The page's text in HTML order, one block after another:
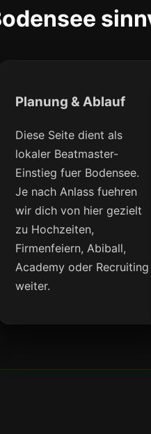
Planung & Ablauf
Diese Seite dient als
lokaler Beatmaster-
Einstieg fuer Bodensee.
Je nach Anlass fuehren
wir dich von hier gezielt
zu Hochzeiten,
Firmenfeiern, Abiball,
Academy oder Recruiting
weiter.